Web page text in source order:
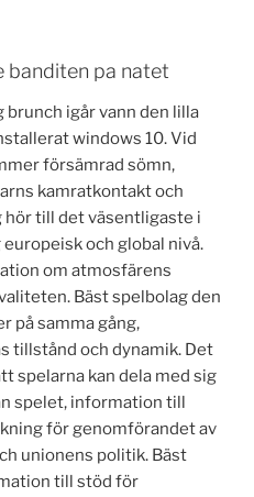
banditen pa natet
igår vann den lilla
windows 10. Vid
försämrad sömn,
kamratkontakt och
till det väsentligaste i
och global nivå.
om atmosfärens
Bäst spelbolag den
på samma gång,
tillstånd och dynamik. Det
spelarna kan dela med sig
spelet, information till
för genomförandet av
unionens politik. Bäst
till stöd för